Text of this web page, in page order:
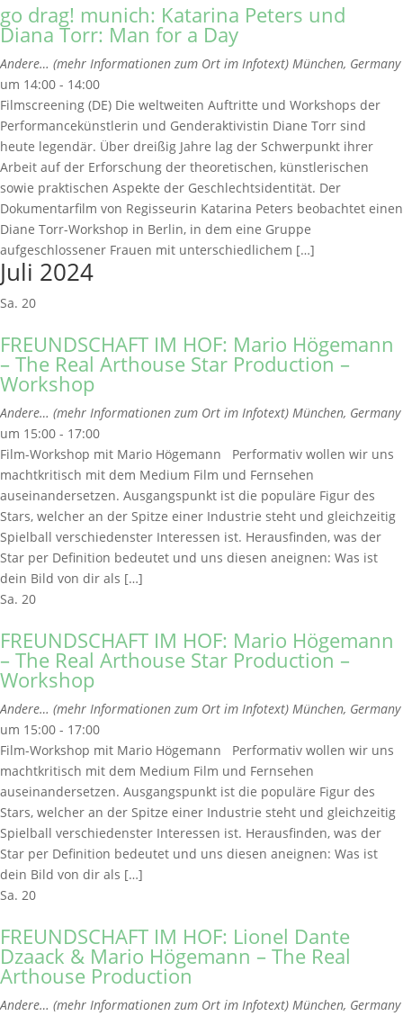
go drag! munich: Katarina Peters und
Diana Torr: Man for a Day
Andere… (mehr Informationen zum Ort im Infotext) München, Germany
um 14:00 - 14:00
Filmscreening (DE) Die weltweiten Auftritte und Workshops der
Performancekünstlerin und Genderaktivistin Diane Torr sind
heute legendär. Über dreißig Jahre lag der Schwerpunkt ihrer
Arbeit auf der Erforschung der theoretischen, künstlerischen
sowie praktischen Aspekte der Geschlechtsidentität. Der
Dokumentarfilm von Regisseurin Katarina Peters beobachtet einen
Diane Torr-Workshop in Berlin, in dem eine Gruppe
aufgeschlossener Frauen mit unterschiedlichem […]
Juli 2024
Sa. 20
FREUNDSCHAFT IM HOF: Mario Högemann
– The Real Arthouse Star Production –
Workshop
Andere… (mehr Informationen zum Ort im Infotext) München, Germany
um 15:00 - 17:00
Film-Workshop mit Mario Högemann Performativ wollen wir uns
machtkritisch mit dem Medium Film und Fernsehen
auseinandersetzen. Ausgangspunkt ist die populäre Figur des
Stars, welcher an der Spitze einer Industrie steht und gleichzeitig
Spielball verschiedenster Interessen ist. Herausfinden, was der
Star per Definition bedeutet und uns diesen aneignen: Was ist
dein Bild von dir als […]
Sa. 20
FREUNDSCHAFT IM HOF: Mario Högemann
– The Real Arthouse Star Production –
Workshop
Andere… (mehr Informationen zum Ort im Infotext) München, Germany
um 15:00 - 17:00
Film-Workshop mit Mario Högemann Performativ wollen wir uns
machtkritisch mit dem Medium Film und Fernsehen
auseinandersetzen. Ausgangspunkt ist die populäre Figur des
Stars, welcher an der Spitze einer Industrie steht und gleichzeitig
Spielball verschiedenster Interessen ist. Herausfinden, was der
Star per Definition bedeutet und uns diesen aneignen: Was ist
dein Bild von dir als […]
Sa. 20
FREUNDSCHAFT IM HOF: Lionel Dante
Dzaack & Mario Högemann – The Real
Arthouse Production
Andere… (mehr Informationen zum Ort im Infotext) München, Germany